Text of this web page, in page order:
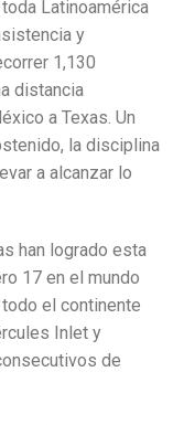
Latinoamérica
y
1,130
distancia
a Texas. Un
la disciplina
a alcanzar lo
han logrado esta
17 en el mundo
el continente
Inlet y
de